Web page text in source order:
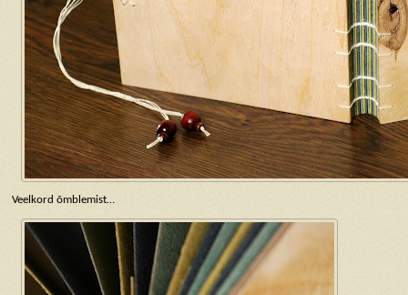
Veelkord õmblemist…